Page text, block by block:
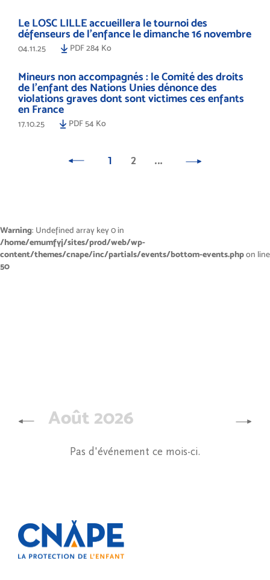
Le LOSC LILLE accueillera le tournoi des
défenseurs de l'enfance le dimanche 16 novembre
04.11.25 PDF 284 Ko
Mineurs non accompagnés : le Comité des droits
de l’enfant des Nations Unies dénonce des
violations graves dont sont victimes ces enfants
en France
17.10.25 PDF 54 Ko
1 2 …
Warning: Undefined array key 0 in
/home/emumfyj/sites/prod/web/wp-
content/themes/cnape/inc/partials/events/bottom-events.phpon line
50
Août 2026
Pas d'événement ce mois-ci.